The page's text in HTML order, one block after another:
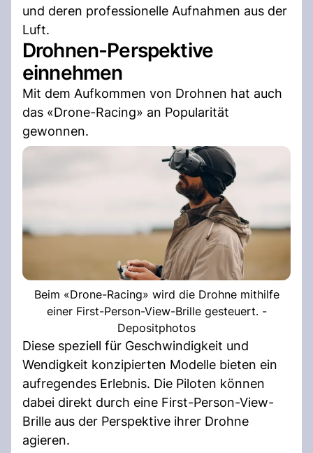
und deren professionelle Aufnahmen aus der
Luft.
Drohnen-Perspektive
einnehmen
Mit dem Aufkommen von Drohnen hat auch
das «Drone-Racing» an Popularität
gewonnen.
Beim «Drone-Racing» wird die Drohne mithilfe
einer First-Person-View-Brille gesteuert. -
Depositphotos
Diese speziell für Geschwindigkeit und
Wendigkeit konzipierten Modelle bieten ein
aufregendes Erlebnis. Die Piloten können
dabei direkt durch eine First-Person-View-
Brille aus der Perspektive ihrer Drohne
agieren.